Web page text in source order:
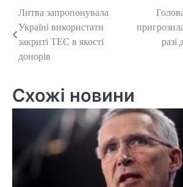
Навігація
записів
Литва запропонувала
Україні використати
закриті ТЕС в якості
донорів
Схожі новини